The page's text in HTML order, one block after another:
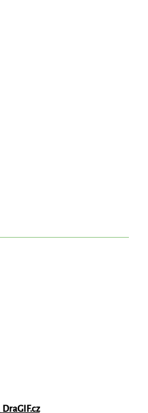
DraGIF.cz